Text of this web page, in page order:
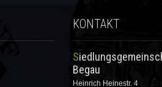
KONTAKT
Siedlungsgemeinschaft
Begau
Heinrich Heinestr. 4